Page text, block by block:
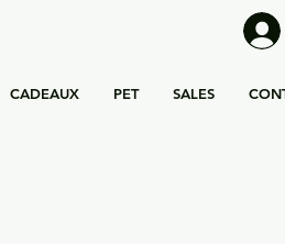
CADEAUX PET SALES